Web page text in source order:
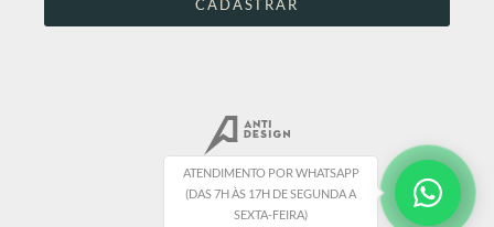
ATENDIMENTO POR WHATSAPP
(DAS 7H ÀS 17H DE SEGUNDA A
SEXTA-FEIRA)